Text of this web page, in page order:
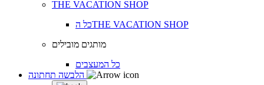
THE VACATION SHOP
כל הTHE VACATION SHOP
מותגים מובילים
כל המעצבים